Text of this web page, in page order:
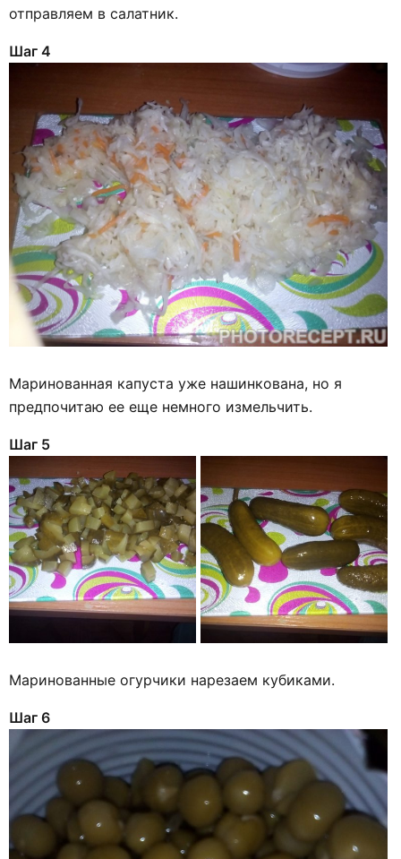
отправляем в салатник.
Шаг 4
Маринованная капуста уже нашинкована, но я
предпочитаю ее еще немного измельчить.
Шаг 5
Маринованные огурчики нарезаем кубиками.
Шаг 6